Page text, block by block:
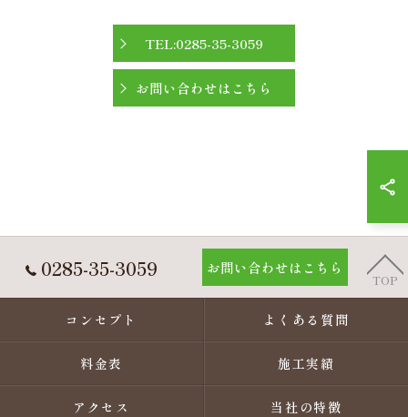
TEL:0285-35-3059
お問い合わせはこちら
0285-35-3059 お問い合わせはこちら
TOP
コンセプト よくある質問
料金表 施工実績
アクセス 当社の特徴